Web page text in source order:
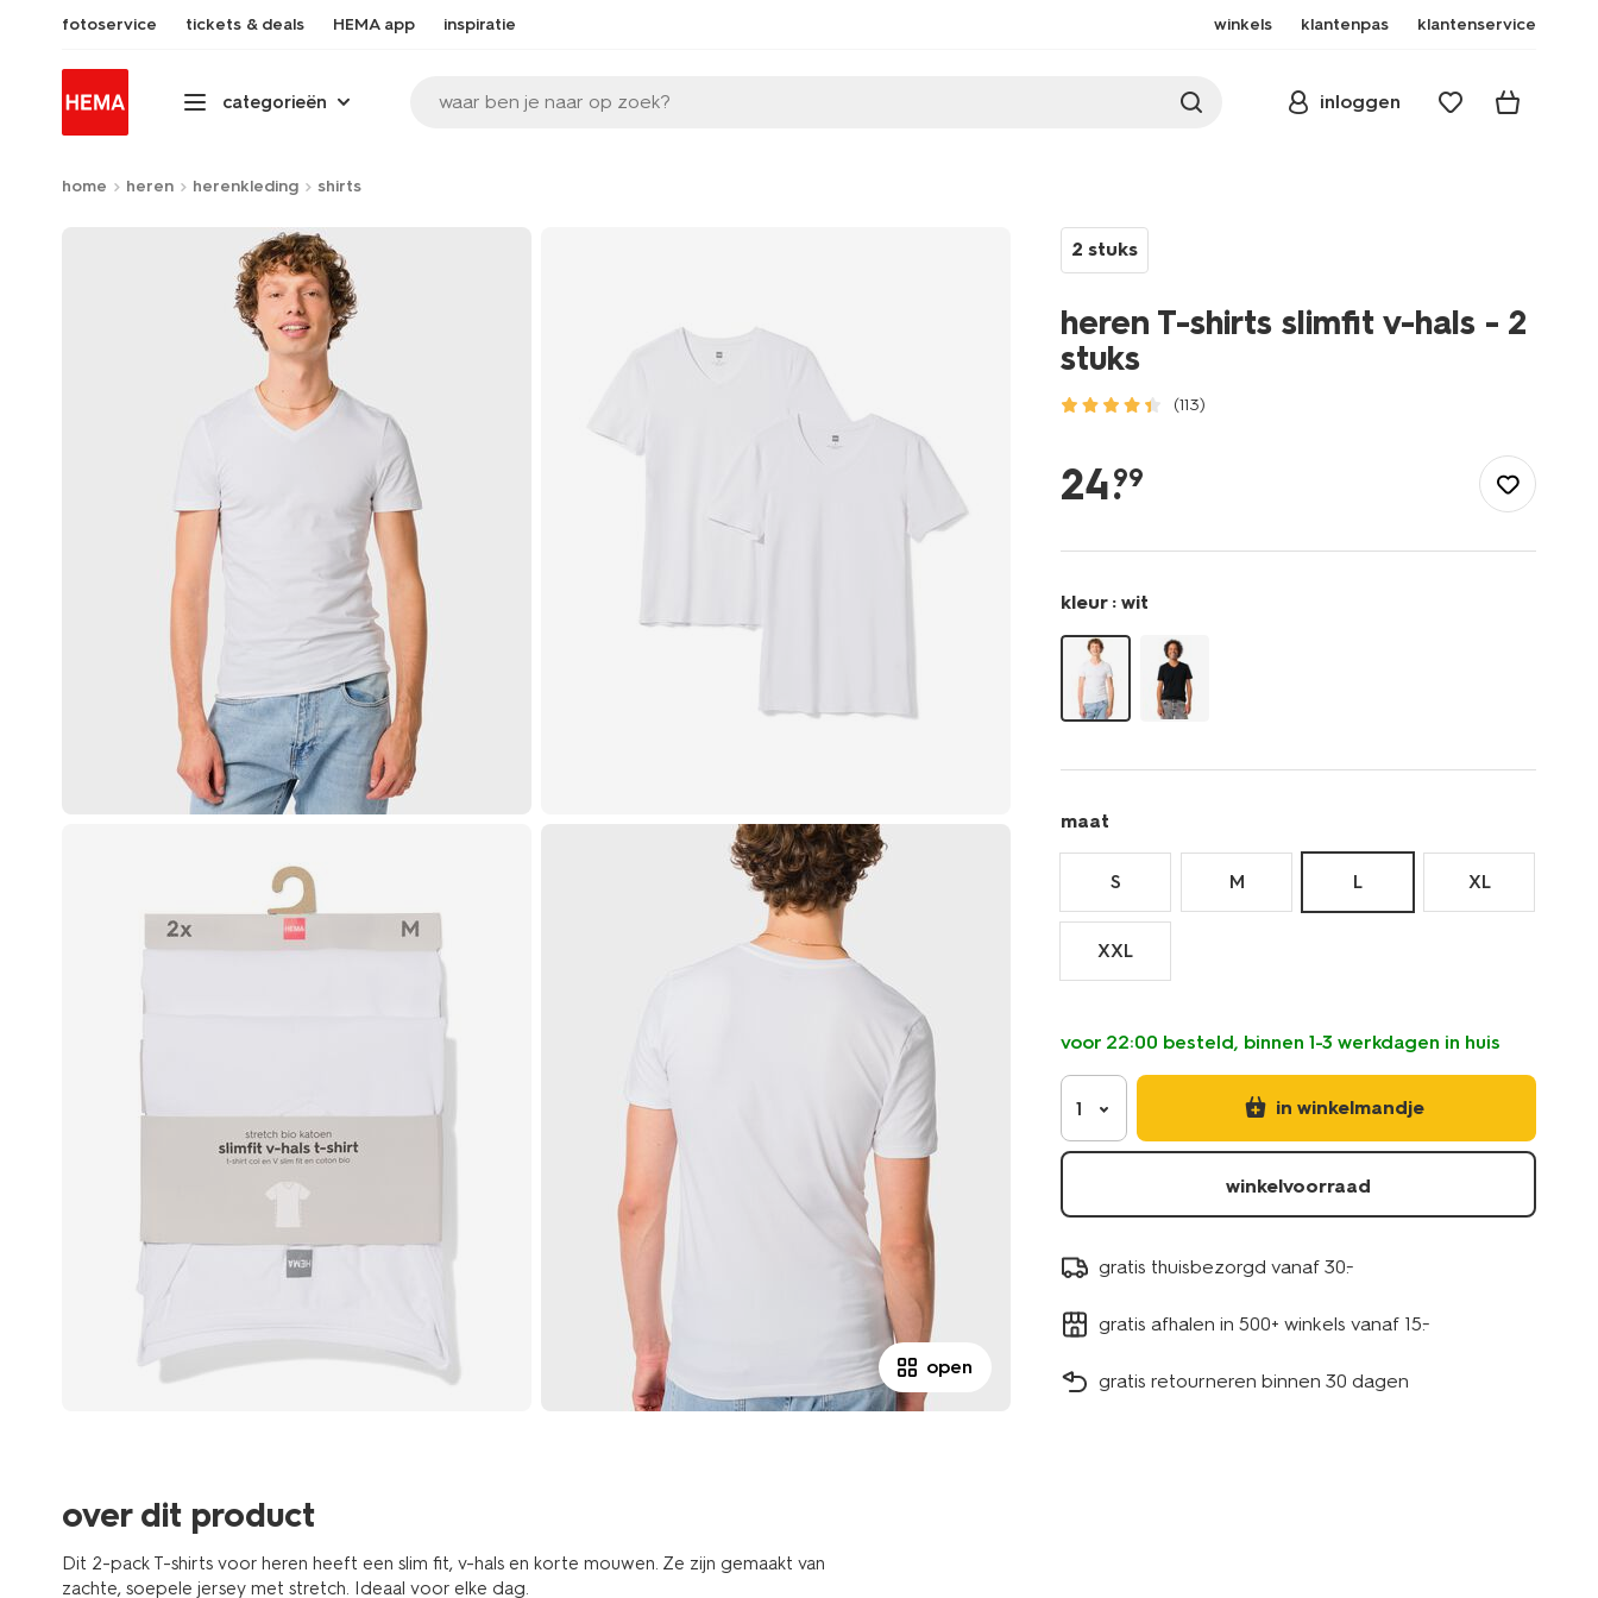
fotoservice tickets & deals HEMA app inspiratie winkels klantenpas klantenservice
categorieën waar ben je naar op zoek? inloggen
home heren herenkleding shirts
open
over dit product
Dit 2-pack T-shirts voor heren heeft een slim fit, v-hals en korte mouwen. Ze zijn gemaakt van
zachte, soepele jersey met stretch. Ideaal voor elke dag.
2 stuks
heren T-shirts slimfit v-hals - 2
stuks
(113)
shirts-
-2-
stuks-
34290623.html
24.
99
kleur : wit
maat
S M L XL
XXL
voor 22:00 besteld, binnen 1-3 werkdagen in huis
1 in winkelmandje
winkelvoorraad
gratis thuisbezorgd vanaf 30.-
gratis afhalen in 500+ winkels vanaf 15.-
gratis retourneren binnen 30 dagen